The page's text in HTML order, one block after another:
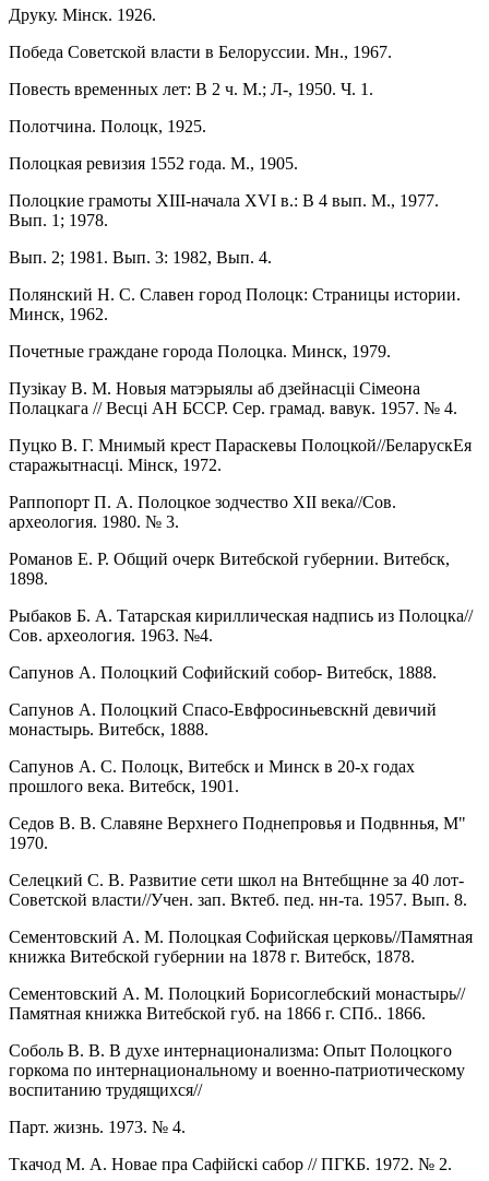
Друку. Мiнск. 1926.
Победа Советской власти в Белоруссии. Мн., 1967.
Повесть временных лет: В 2 ч. М.; Л-, 1950. Ч. 1.
Полотчина. Полоцк, 1925.
Полоцкая ревизия 1552 года. М., 1905.
Полоцкие грамоты XIII-начала XVI в.: В 4 вып. М., 1977.
Вып. 1; 1978.
Вып. 2; 1981. Вып. 3: 1982, Вып. 4.
Полянский Н. С. Славен город Полоцк: Страницы истории.
Минск, 1962.
Почетные граждане города Полоцка. Минск, 1979.
Пузiкаy В. М. Новыя матэрыялы аб дзейнасцii Сiмеона
Полацкага // Весцi АН БССР. Сер. грамад. вавук. 1957. № 4.
Пуцко В. Г. Мнимый крест Параскевы Полоцкой//БеларускЕя
старажытнасцi. Мiнск, 1972.
Раппопорт П. А. Полоцкое зодчество XII века//Сов.
археология. 1980. № 3.
Романов Е. Р. Общий очерк Витебской губернии. Витебск,
1898.
Рыбаков Б. А. Татарская кириллическая надпись из Полоцка//
Сов. археология. 1963. №4.
Сапунов А. Полоцкий Софийский собор- Витебск, 1888.
Сапунов А. Полоцкий Спасо-Евфросиньевскнй девичий
монастырь. Витебск, 1888.
Сапунов А. С. Полоцк, Витебск и Минск в 20-х годах
прошлого века. Витебск, 1901.
Седов В. В. Славяне Верхнего Поднепровья и Подвннья, М"
1970.
Селецкий С. В. Развитие сети школ на Внтебщнне за 40 лот-
Советской власти//Учен. зап. Вктеб. пед. нн-та. 1957. Вып. 8.
Сементовский А. М. Полоцкая Софийская церковь//Памятная
книжка Витебской губернии на 1878 г. Витебск, 1878.
Сементовский А. М. Полоцкий Борисоглебский монастырь//
Памятная книжка Витебской губ. на 1866 г. СПб.. 1866.
Соболь В. В. В духе интернационализма: Опыт Полоцкого
горкома по интернациональному и военно-патриотическому
воспитанию трудящихся//
Парт. жизнь. 1973. № 4.
Ткачод М. А. Новае пра Сафiйскi сабор // ПГКБ. 1972. № 2.